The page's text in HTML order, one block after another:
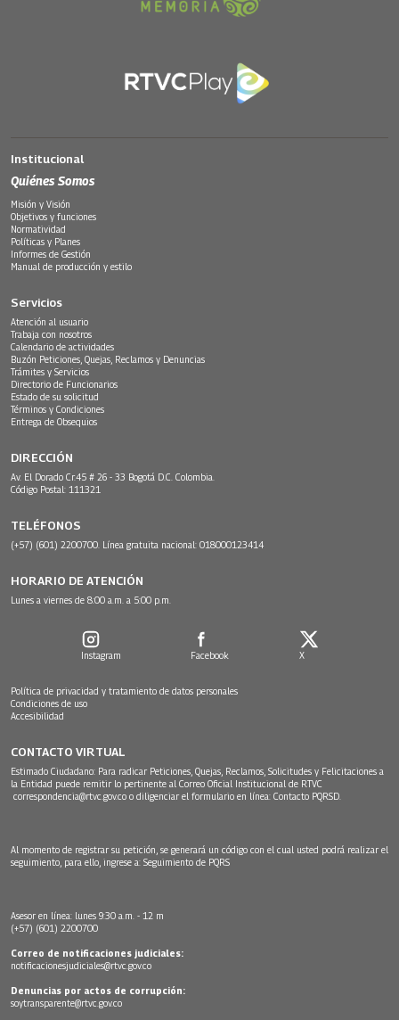
Institucional
Quiénes Somos
Misión y Visión
Objetivos y funciones
Normatividad
Políticas y Planes
Informes de Gestión
Manual de producción y estilo
Servicios
Atención al usuario
Trabaja con nosotros
Calendario de actividades
Buzón Peticiones, Quejas, Reclamos y Denuncias
Trámites y Servicios
Directorio de Funcionarios
Estado de su solicitud
Términos y Condiciones
Entrega de Obsequios
DIRECCIÓN
Av. El Dorado Cr.45 # 26 - 33 Bogotá D.C. Colombia.
Código Postal: 111321
TELÉFONOS
(+57) (601) 2200700. Línea gratuita nacional: 018000123414
HORARIO DE ATENCIÓN
Lunes a viernes de 8:00 a.m. a 5:00 p.m.
Instagram Facebook X
Política de privacidad y tratamiento de datos personales
Condiciones de uso
Accesibilidad
CONTACTO VIRTUAL
Estimado Ciudadano: Para radicar Peticiones, Quejas, Reclamos, Solicitudes y Felicitaciones a
la Entidad puede remitir lo pertinente al Correo Oficial Institucional de RTVC
correspondencia@rtvc.gov.co o diligenciar el formulario en línea: Contacto PQRSD.
Al momento de registrar su petición, se generará un código con el cual usted podrá realizar el
seguimiento, para ello, ingrese a: Seguimiento de PQRS
Asesor en línea: lunes 9:30 a.m. - 12 m
(+57) (601) 2200700
Correo de notificaciones judiciales:
notificacionesjudiciales@rtvc.gov.co
Denuncias por actos de corrupción:
soytransparente@rtvc.gov.co